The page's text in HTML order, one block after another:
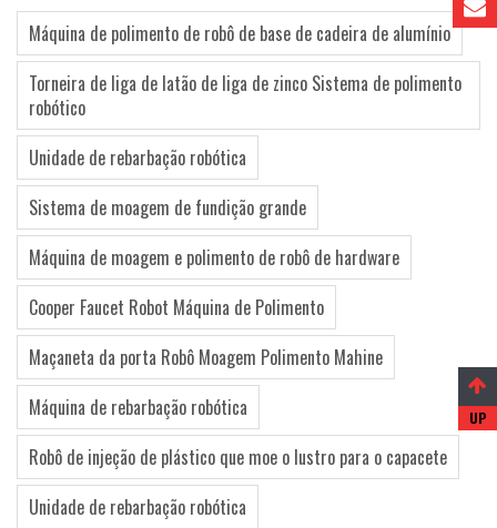
Máquina de polimento de robô de base de cadeira de alumínio
Torneira de liga de latão de liga de zinco Sistema de polimento
robótico
Unidade de rebarbação robótica
Sistema de moagem de fundição grande
Máquina de moagem e polimento de robô de hardware
Cooper Faucet Robot Máquina de Polimento
Maçaneta da porta Robô Moagem Polimento Mahine
Máquina de rebarbação robótica
Robô de injeção de plástico que moe o lustro para o capacete
Unidade de rebarbação robótica